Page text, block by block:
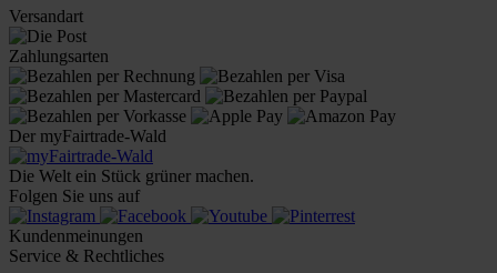
Versandart
Zahlungsarten
Der myFairtrade-Wald
Die Welt ein Stück grüner machen.
Folgen Sie uns auf
Kundenmeinungen
Service & Rechtliches